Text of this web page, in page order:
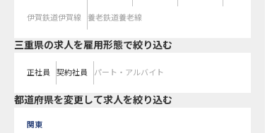
伊賀鉄道伊賀線 養老鉄道養老線
三重県の求人を雇用形態で絞り込む
正社員 契約社員 パート・アルバイト
都道府県を変更して求人を絞り込む
関東